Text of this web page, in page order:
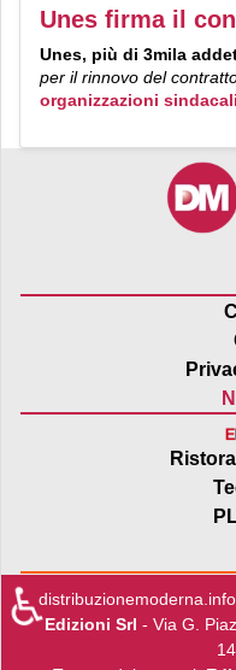
Unes firma il
Unes, più di 3mila
per il rinnovo del
organizzazioni
Edizioni Srl - Via G.